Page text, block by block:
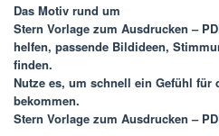
Das Motiv rund um
Stern Vorlage zum Ausdrucken –
helfen, passende Bildideen,
finden.
Nutze es, um schnell ein Gefühl für
bekommen.
Stern Vorlage zum Ausdrucken –